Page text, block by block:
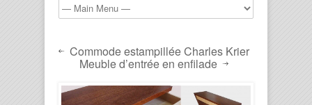
Commode estampillée Charles Krier
Meuble d’entrée en enfilade